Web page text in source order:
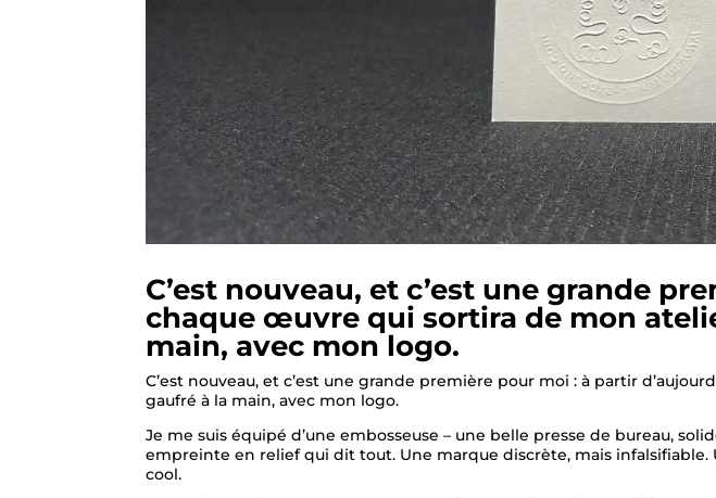
C’est nouveau, et c’est une grande
chaque œuvre qui sortira de mon
main, avec mon logo.
C’est nouveau, et c’est une grande première pour moi : à partir
gaufré à la main, avec mon logo.
Je me suis équipé d’une embosseuse – une belle presse de bureau,
empreinte en relief qui dit tout. Une marque discrète, mais
cool.